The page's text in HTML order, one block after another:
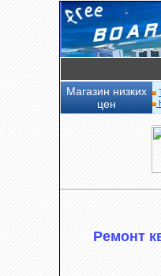
Магазин низких
цен
Ремонт